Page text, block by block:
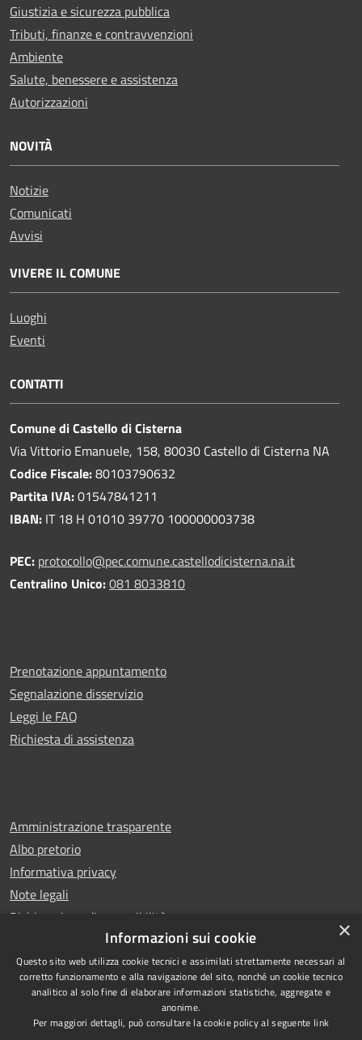
Giustizia e sicurezza pubblica
Tributi, finanze e contravvenzioni
Ambiente
Salute, benessere e assistenza
Autorizzazioni
NOVITÀ
Notizie
Comunicati
Avvisi
VIVERE IL COMUNE
Luoghi
Eventi
CONTATTI
Comune di Castello di Cisterna
Via Vittorio Emanuele, 158, 80030 Castello di Cisterna NA
Codice Fiscale:80103790632
Partita IVA:01547841211
IBAN: IT 18 H 01010 39770 100000003738
PEC: protocollo@pec.comune.castellodicisterna.na.it
Centralino Unico:081 8033810
Prenotazione appuntamento
Segnalazione disservizio
Leggi le FAQ
Richiesta di assistenza
Amministrazione trasparente
Albo pretorio
Informativa privacy
Note legali
Dichiarazione di accessibilità
RSS
Accessibilità
Copyright © 2026 • Comune di
Castello di Cisterna • Powered
×
Informazioni sui cookie
Questo sito web utilizza cookie tecnici e assimilati strettamente necessari al
corretto funzionamento e alla navigazione del sito, nonché un cookie tecnico
analitico al solo fine di elaborare informazioni statistiche, aggregate e
anonime.
Per maggiori dettagli, può consultare la cookie policy al seguente link